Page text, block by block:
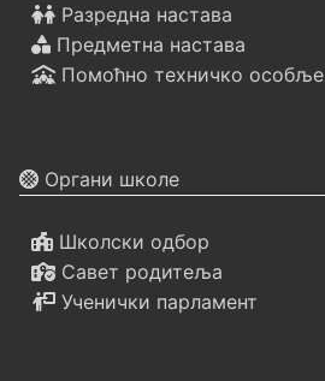
Разредна настава
Предметна настава
Помоћно техничко особље
Органи школе
Школски одбор
Савет родитеља
Ученички парламент